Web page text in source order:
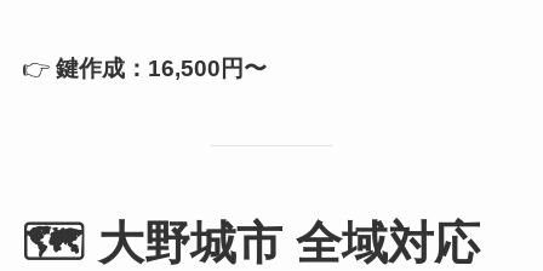
👉 鍵作成：16,500円〜
🗺 大野城市 全域対応